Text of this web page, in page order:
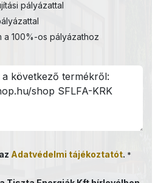
pályázattal
a 100%-os pályázathoz
Adatvédelmi tájékoztatót. *